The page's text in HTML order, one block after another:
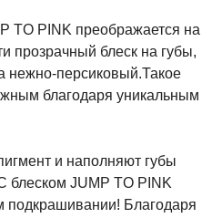
TO PINK преображается на
прозрачный блеск на губы,
нежно-персиковый.Такое
благодаря уникальным
и наполняют губы
JUMP TO PINK
подкрашивании! Благодаря